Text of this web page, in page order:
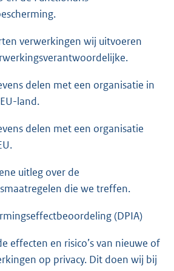
verwerkingen wij uitvoeren
delen met een organisatie in
land.
delen met een organisatie
uitleg over de
die we treffen.
(DPIA)
effecten en risico’s van nieuwe of
op privacy. Dit doen wij bij